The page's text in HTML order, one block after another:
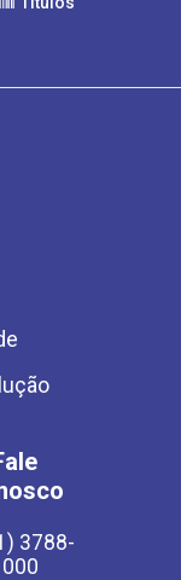
3788-